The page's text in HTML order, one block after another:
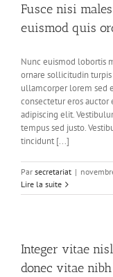
Fusce nisi
euismod quis
Nunc euismod lobortis
ornare sollicitudin
ullamcorper lorem sed
consectetur eros auctor
adipiscing elit.
tempus sed justo.
tincidunt [...]
Par secretariat |
Lire la suite
Integer vitae
donec vitae